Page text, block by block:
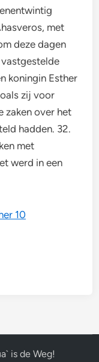
met
deze dagen
koningin Esther
zij voor
zaken over het
hadden. 32.
met
werd in een
10
is de Weg!